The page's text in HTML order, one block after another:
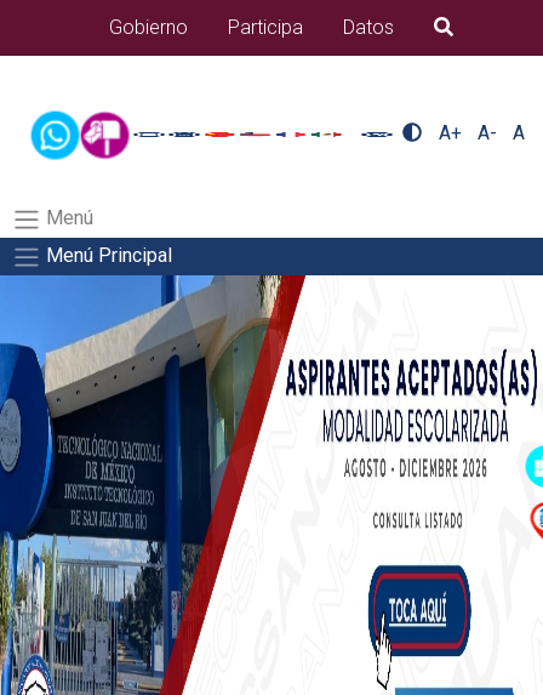
alumnos/plantilla_tecnmSalida del comando:
Gobierno Participa Datos B�squeda
A+ A- A
Menú
Menú Principal